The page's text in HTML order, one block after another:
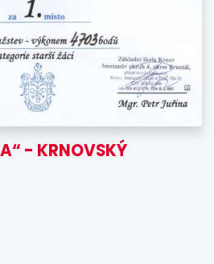
- KRNOVSKÝ